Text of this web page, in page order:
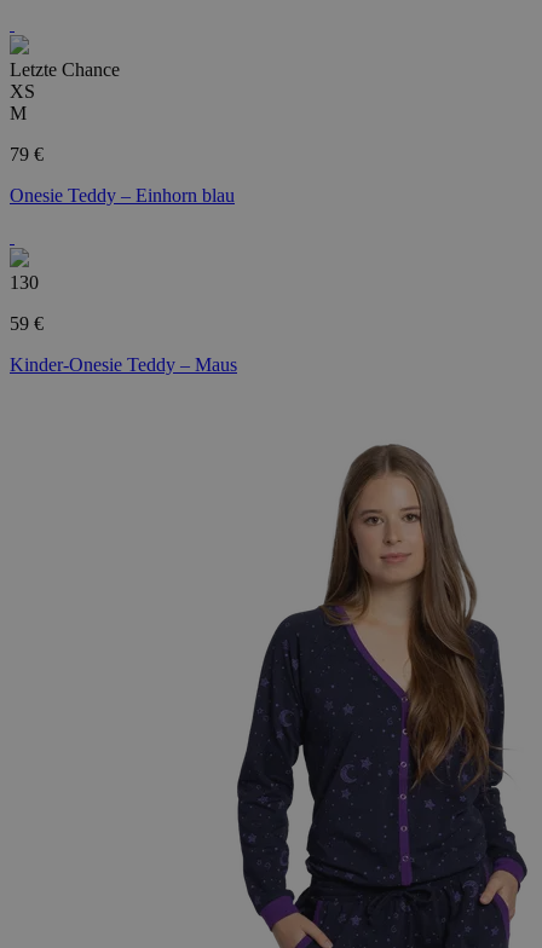
Letzte Chance
XS
M
79 €
Onesie Teddy – Einhorn blau
130
59 €
Kinder-Onesie Teddy – Maus